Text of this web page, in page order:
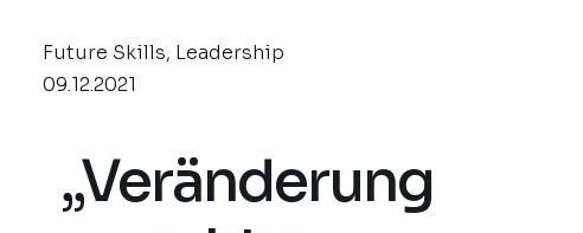
Future Skills, Leadership
09.12.2021
„Veränderung